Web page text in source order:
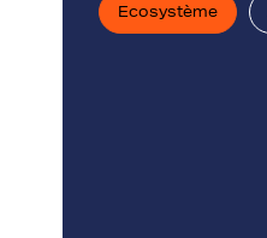
Ecosystème